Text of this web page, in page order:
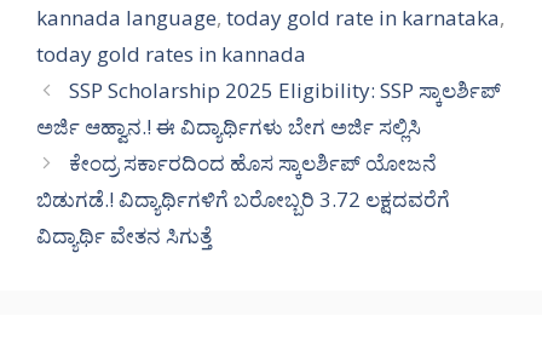
kannada language, today gold rate in karnataka,
today gold rates in kannada
SSP Scholarship 2025 Eligibility: SSP ಸ್ಕಾಲರ್ಶಿಪ್
ಅರ್ಜಿ ಆಹ್ವಾನ.! ಈ ವಿದ್ಯಾರ್ಥಿಗಳು ಬೇಗ ಅರ್ಜಿ ಸಲ್ಲಿಸಿ
ಕೇಂದ್ರ ಸರ್ಕಾರದಿಂದ ಹೊಸ ಸ್ಕಾಲರ್ಶಿಪ್ ಯೋಜನೆ
ಬಿಡುಗಡೆ.! ವಿದ್ಯಾರ್ಥಿಗಳಿಗೆ ಬರೋಬ್ಬರಿ 3.72 ಲಕ್ಷದವರೆಗೆ
ವಿದ್ಯಾರ್ಥಿ ವೇತನ ಸಿಗುತ್ತೆ